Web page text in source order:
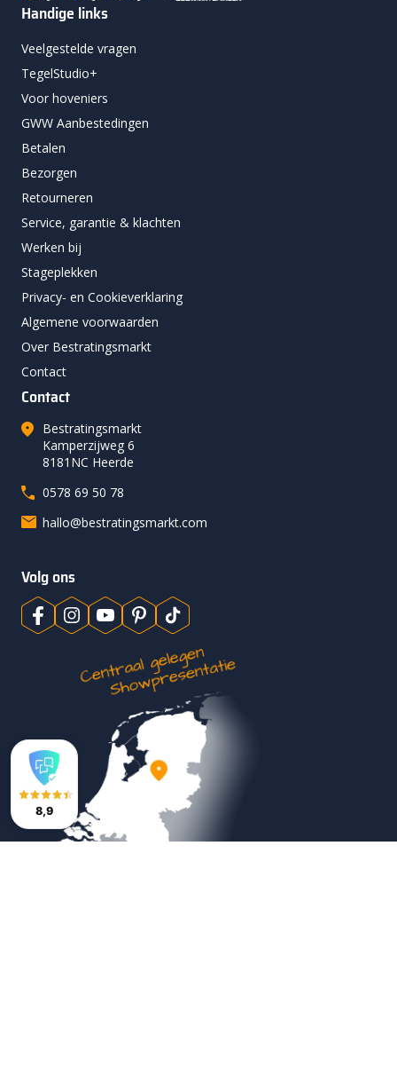
Handige links
Veelgestelde vragen
TegelStudio+
Voor hoveniers
GWW Aanbestedingen
Betalen
Bezorgen
Retourneren
Service, garantie & klachten
Werken bij
Stageplekken
Privacy- en Cookieverklaring
Algemene voorwaarden
Over Bestratingsmarkt
Contact
Contact
Bestratingsmarkt
Kamperzijweg 6
8181NC Heerde
0578 69 50 78
hallo@bestratingsmarkt.com
Volg ons
8,9